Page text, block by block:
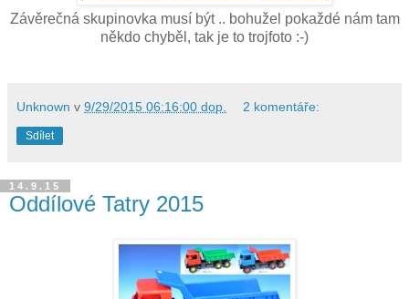
Závěrečná skupinovka musí být .. bohužel pokaždé nám tam
někdo chyběl, tak je to trojfoto :-)
Unknown v 9/29/2015 06:16:00 dop. 2 komentáře:
Sdílet
14.9.15
Oddílové Tatry 2015